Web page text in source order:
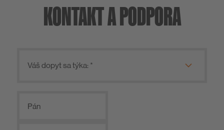
KONTAKT A PODPORA
Pán